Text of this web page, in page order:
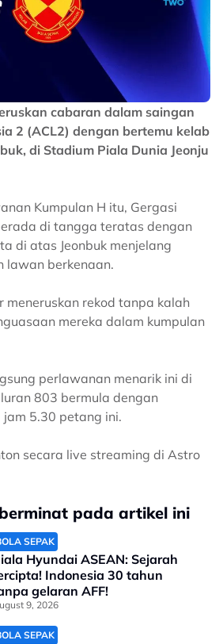
cabaran dalam saingan
2 (ACL2) dengan bertemu kelab
di Stadium Piala Dunia Jeonju
Kumpulan H itu, Gergasi
di tangga teratas dengan
di atas Jeonbuk menjelang
lawan berkenaan.
meneruskan rekod tanpa kalah
mereka dalam kumpulan
perlawanan menarik ini di
803 bermula dengan
5.30 petang ini.
secara live streaming di Astro
pada artikel ini
SEPAK
Hyundai ASEAN: Sejarah
Indonesia 30 tahun
gelaran AFF!
9, 2026
SEPAK